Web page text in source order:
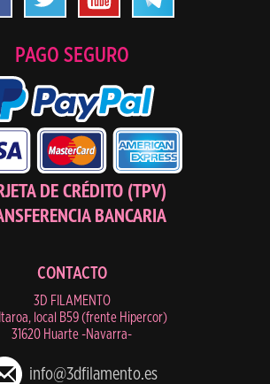
PAGO SEGURO
DE CRÉDITO (TPV)
BANCARIA
CONTACTO
3D FILAMENTO
local B59 (frente Hipercor)
31620 Huarte -Navarra-
info@3dfilamento.es